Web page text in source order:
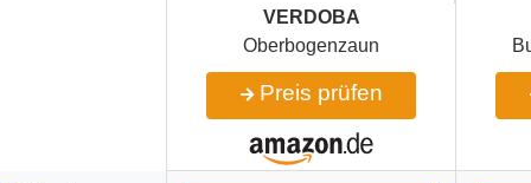
VERDOBA
Oberbogenzaun
Preis prüfen